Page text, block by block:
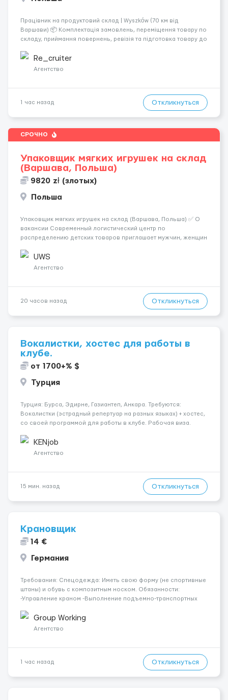
Працівник на продуктовий склад | Wyszków (70 км від
Варшави) 📦 Комплектація замовлень, переміщення товару по
складу, приймання повернень, ревізія та підготовка товару до
— акордна система оплати (можливий заробіто...
Re_cruiter
Агентство
1 час назад Откликнуться
СРОЧНО
Упаковщик мягких игрушек на склад
(Варшава, Польша)
9820 zł (злотых)
Польша
Упаковщик мягких игрушек на склад (Варшава, Польша) ✅ О
вакансии Современный логистический центр по
распределению детских товаров приглашает мужчин, женщин
ВНИМАНИЕ ❗️: ЗАЯВКИ НА САЙТЕ НЕ РАССМАТРИВАЕМ.
ПИШИТЕ САМИ НАМ СРА...
UWS
Агентство
20 часов назад Откликнуться
Вокалистки, хостес для работы в
клубе.
от 1700+% $
Турция
Турция: Бурса, Эдирне, Газиантеп, Анкара. Требуются:
Вокалистки (эстрадный репертуар на разных языках) + хостеc,
со своей программой для работы в клубе. Рабочая виза.
одного до трех месяцев. Мед. страховка. Высокая зарплат...
KENjob
Агентство
15 мин. назад Откликнуться
Крановщик
14 €
Германия
Требования: Спецодежда: Иметь свою форму (не спортивные
штаны) и обувь с композитным носком. Обязанности:
-Управление краном -Выполнение подъемно-транспортных
инструкций по безопасности. -Опыт управления различными
типами кранов (моб...
Group Working
Агентство
1 час назад Откликнуться